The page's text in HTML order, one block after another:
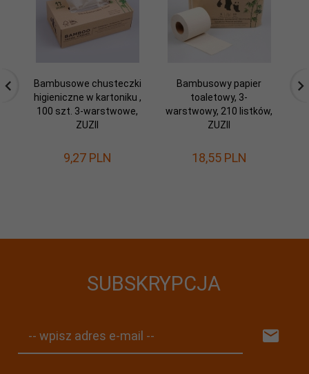
Bambusowe chusteczki
higieniczne w kartoniku ,
100 szt. 3-warstwowe,
ZUZII
9,27 PLN
Bambusowy papier
toaletowy, 3-
warstwowy, 210 listków,
ZUZII
18,55 PLN
SUBSKRYPCJA
-- wpisz adres e-mail --